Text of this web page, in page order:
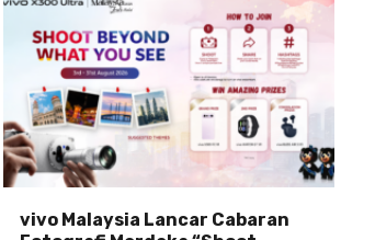
vivo Malaysia Lancar Cabaran